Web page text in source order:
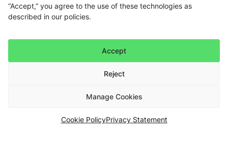
“Accept,” you agree to the use of these technologies as
described in our policies.
Accept
Reject
Manage Cookies
Cookie PolicyPrivacy Statement